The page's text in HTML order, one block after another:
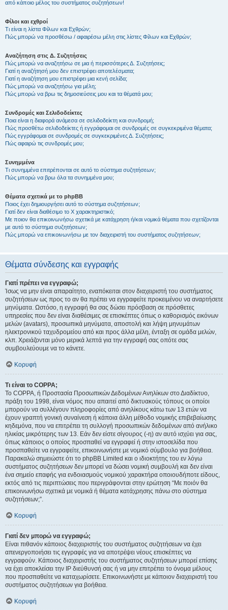
από κάποιο μέλος του συστήματος συζητήσεων!
Φίλοι και εχθροί
Τι είναι η λίστα Φίλων και Εχθρών;
Πώς μπορώ να προσθέσω / αφαιρέσω μέλη στις λίστες Φίλων και Εχθρών;
Αναζήτηση στις Δ. Συζητήσεις
Πώς μπορώ να αναζητήσω σε μια ή περισσότερες Δ. Συζητήσεις;
Γιατί η αναζήτησή μου δεν επιστρέφει αποτελέσματα;
Γιατί η αναζήτηση μου επιστρέφει μια κενή σελίδα;
Πώς μπορώ να αναζητήσω για μέλη;
Πώς μπορώ να βρω τις δημοσιεύσεις μου και τα θέματά μου;
Συνδρομές και Σελιδοδείκτες
Ποια είναι η διαφορά ανάμεσα σε σελιδοδείκτη και συνδρομή;
Πώς προσθέτω σελιδοδείκτες ή εγγράφομαι σε συνδρομές σε συγκεκριμένα θέματα;
Πώς εγγράφομαι σε συνδρομές σε συγκεκριμένες Δ. Συζητήσεις;
Πώς αφαιρώ τις συνδρομές μου;
Συνημμένα
Τι συνημμένα επιτρέπονται σε αυτό το σύστημα συζητήσεων;
Πώς μπορώ να βρω όλα τα συνημμένα μου;
Θέματα σχετικά με το phpBB
Ποιος έχει δημιουργήσει αυτό το σύστημα συζητήσεων;
Γιατί δεν είναι διαθέσιμο το Χ χαρακτηριστικό;
Με ποιον θα επικοινωνήσω σχετικά με κατάχρηση ή/και νομικά θέματα που σχετίζονται
με αυτό το σύστημα συζητήσεων;
Πώς μπορώ να επικοινωνήσω με τον διαχειριστή του συστήματος συζητήσεων;
Θέματα σύνδεσης και εγγραφής
Γιατί πρέπει να εγγραφώ;
Ίσως να μην είναι απαραίτητο, εναπόκειται στον διαχειριστή του συστήματος
συζητήσεων ως προς το αν θα πρέπει να εγγραφείτε προκειμένου να αναρτήσετε
μηνύματα. Ωστόσο, η εγγραφή θα σας δώσει πρόσβαση σε πρόσθετες
υπηρεσίες που δεν είναι διαθέσιμες σε επισκέπτες όπως ο καθορισμός εικόνων
μελών (avatars), προσωπικά μηνύματα, αποστολή και λήψη μηνυμάτων
ηλεκτρονικού ταχυδρομείου από και προς άλλα μέλη, ένταξη σε ομάδα μελών,
κλπ. Χρειάζονται μόνο μερικά λεπτά για την εγγραφή σας οπότε σας
συμβουλεύουμε να το κάνετε.
Κορυφή
Τι είναι το COPPA;
Το COPPA, ή Προστασία Προσωπικών Δεδομένων Ανηλίκων στο Διαδίκτυο,
πράξη του 1998, είναι νόμος που απαιτεί από δικτυακούς τόπους οι οποίοι
μπορούν να συλλέγουν πληροφορίες από ανηλίκους κάτω των 13 ετών να
έχουν γραπτή γονική συναίνεση ή κάποια άλλη μέθοδο νομικής επιβεβαίωσης
κηδεμόνα, που να επιτρέπει τη συλλογή προσωπικών δεδομένων από ανήλικο
ηλικίας μικρότερης των 13. Εάν δεν είστε σίγουρος (-η) αν αυτό ισχύει για σας,
όπως κάποιος ο οποίος προσπαθεί να εγγραφεί ή στην ιστοσελίδα που
προσπαθείτε να εγγραφείτε, επικοινωνήστε με νομικό σύμβουλο για βοήθεια.
Παρακαλώ σημειώστε ότι το phpBB Limited και ο ιδιοκτήτης του εν λόγω
συστήματος συζητήσεων δεν μπορεί να δώσει νομική συμβουλή και δεν είναι
ένα σημείο επαφής για ενδοιασμούς νομικού χαρακτήρα οποιουδήποτε είδους,
εκτός από τις περιπτώσεις που περιγράφονται στην ερώτηση “Με ποιόν θα
επικοινωνήσω σχετικά με νομικά ή θέματα κατάχρησης πάνω στο σύστημα
συζητήσεων;”.
Κορυφή
Γιατί δεν μπορώ να εγγραφώ;
Είναι πιθανόν κάποιος διαχειριστής του συστήματος συζητήσεων να έχει
απενεργοποιήσει τις εγγραφές για να αποτρέψει νέους επισκέπτες να
εγγραφούν. Κάποιος διαχειριστής του συστήματος συζητήσεων μπορεί επίσης
να έχει αποκλείσει την IP διεύθυνσή σας ή να μην επιτρέπει το όνομα μέλους
που προσπαθείτε να καταχωρίσετε. Επικοινωνήστε με κάποιον διαχειριστή του
συστήματος συζητήσεων για βοήθεια.
Κορυφή